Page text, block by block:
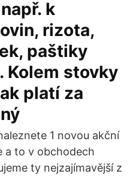
k
rizota,
paštiky
Kolem stovky
platí za
1 novou akční
a to v obchodech
ty nejzajímavější z